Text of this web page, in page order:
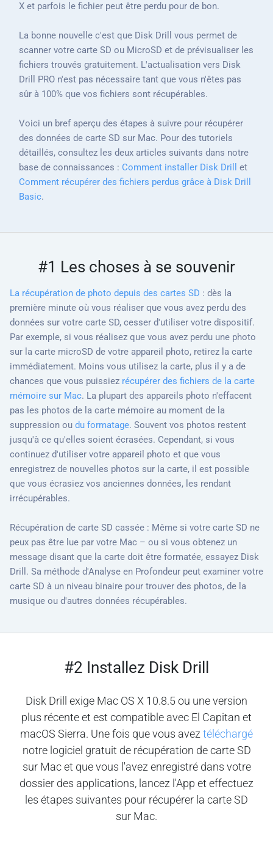
X et parfois le fichier peut être perdu pour de bon.
La bonne nouvelle c'est que Disk Drill vous permet de
scanner votre carte SD ou MicroSD et de prévisualiser les
fichiers trouvés gratuitement. L'actualisation vers Disk
Drill PRO n'est pas nécessaire tant que vous n'êtes pas
sûr à 100% que vos fichiers sont récupérables.
Voici un bref aperçu des étapes à suivre pour récupérer
des données de carte SD sur Mac. Pour des tutoriels
détaillés, consultez les deux articles suivants dans notre
base de connaissances : Comment installer Disk Drill
et
Comment récupérer des fichiers perdus grâce à Disk Drill
Basic.
#1 Les choses à se souvenir
La récupération de photo depuis des cartes SD : dès la
première minute où vous réaliser que vous avez perdu des
données sur votre carte SD, cesser d'utiliser votre dispositif.
Par exemple, si vous réalisez que vous avez perdu une photo
sur la carte microSD de votre appareil photo, retirez la carte
immédiatement. Moins vous utilisez la carte, plus il y a de
chances que vous puissiez récupérer des fichiers de la carte
mémoire sur Mac. La plupart des appareils photo n'effacent
pas les photos de la carte mémoire au moment de la
suppression ou du formatage. Souvent vos photos restent
jusqu'à ce qu'elles soient écrasées. Cependant, si vous
continuez d'utiliser votre appareil photo et que vous
enregistrez de nouvelles photos sur la carte, il est possible
que vous écrasiez vos anciennes données, les rendant
irrécupérables.
Récupération de carte SD cassée : Même si votre carte SD ne
peux pas être lue par votre Mac – ou si vous obtenez un
message disant que la carte doit être formatée, essayez Disk
Drill. Sa méthode d'Analyse en Profondeur peut examiner votre
carte SD à un niveau binaire pour trouver des photos, de la
musique ou d'autres données récupérables.
#2 Installez Disk Drill
Disk Drill exige Mac OS X 10.8.5 ou une version
plus récente et est compatible avec El Capitan et
macOS Sierra. Une fois que vous aveztéléchargé
notre logiciel gratuit de récupération de carte SD
sur Mac et que vous l'avez enregistré dans votre
dossier des applications, lancez l'App et effectuez
les étapes suivantes pour récupérer la carte SD
sur Mac.